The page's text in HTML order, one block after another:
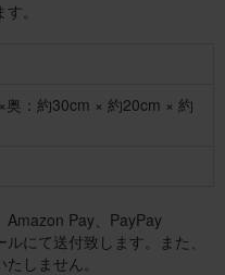
。
：約30cm × 約20cm × 約
Amazon Pay、PayPay
にて送付致します。また、
しません。